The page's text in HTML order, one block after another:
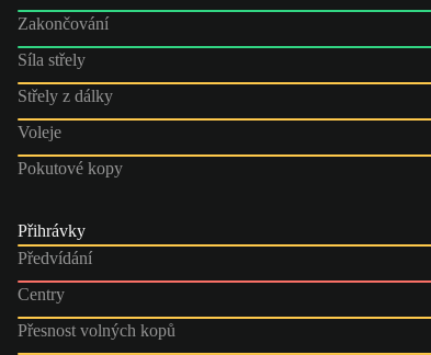
Zakončování
Síla střely
Střely z dálky
Voleje
Pokutové kopy
Přihrávky
Předvídání
Centry
Přesnost volných kopů